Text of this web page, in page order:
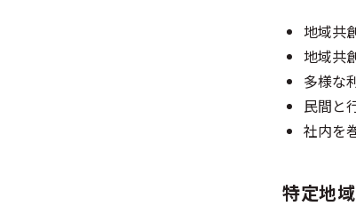
地域共
地域共
多様な
民間と
社内を
特定地